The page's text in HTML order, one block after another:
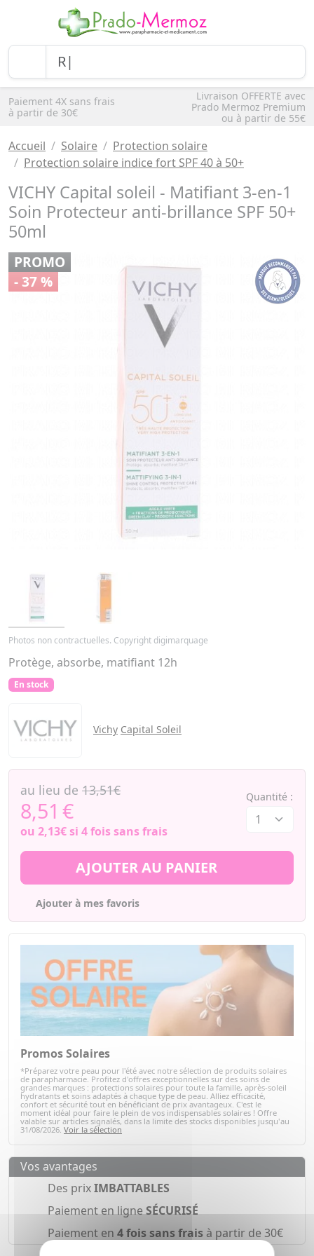
Paiement 4X sans frais
à partir de 30€
Livraison OFFERTE avec
Prado Mermoz Premium
ou à partir de 55€
Accueil Solaire
Protection solaire
Protection solaire indice fort SPF 40 à 50+
VICHY Capital soleil - Matifiant 3-en-1
Soin Protecteur anti-brillance SPF 50+
50ml
PROMO
- 37 %
Photos non contractuelles. Copyright digimarquage
Protège, absorbe, matifiant 12h
En stock
Vichy Capital Soleil
au lieu de 13,51€
8,51 €
ou 2,13€si 4 fois sans frais
Quantité :
AJOUTER AU PANIER
Ajouter à mes favoris
Promos Solaires
*Préparez votre peau pour l'été avec notre sélection de produits solaires
de parapharmacie. Profitez d'offres exceptionnelles sur des soins de
grandes marques : protections solaires pour toute la famille, après-soleil
hydratants et soins adaptés à chaque type de peau. Alliez efficacité,
confort et sécurité tout en bénéficiant de prix avantageux. C'est le
moment idéal pour faire le plein de vos indispensables solaires ! Offre
valable sur articles signalés, dans la limite des stocks disponibles jusqu'au
31/08/2026. Voir la sélection
Vos avantages
Des prixIMBATTABLES
Paiement en ligneSÉCURISÉ
Paiement en 4 fois sans fraisà partir de 30€